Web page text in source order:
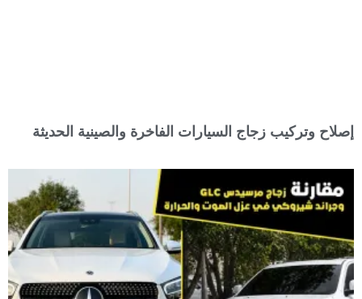
إصلاح وتركيب زجاج السيارات الفاخرة والصينية الحديثة